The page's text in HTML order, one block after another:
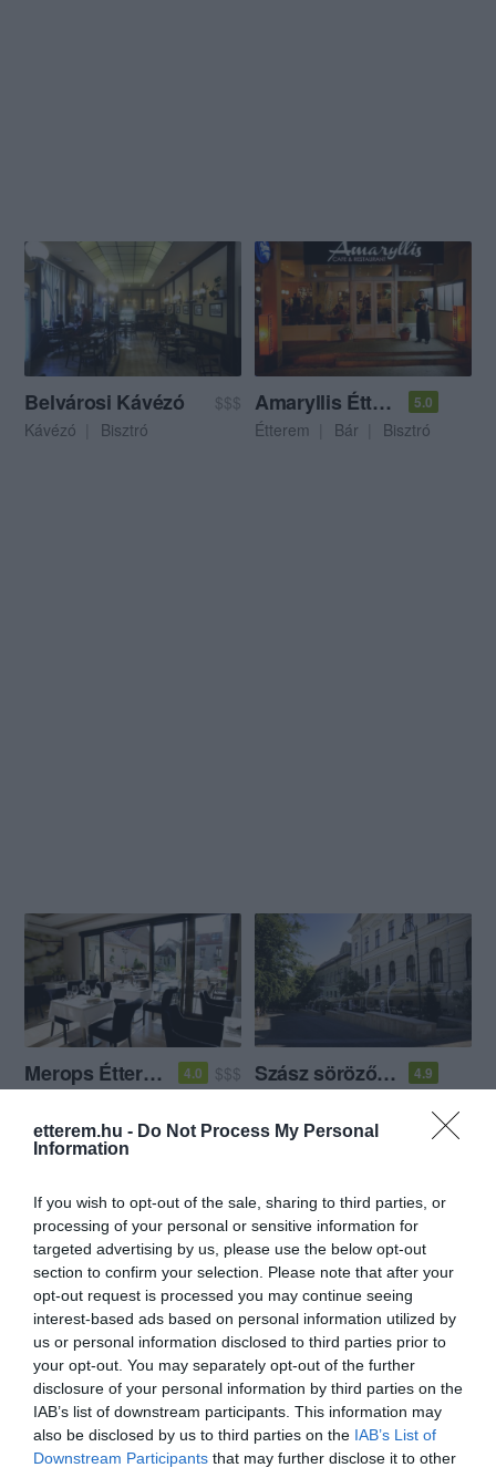
etterem.hu - Do Not Process My Personal
Information
If you wish to opt-out of the sale, sharing to third parties, or
processing of your personal or sensitive information for
targeted advertising by us, please use the below opt-out
section to confirm your selection. Please note that after your
opt-out request is processed you may continue seeing
interest-based ads based on personal information utilized by
us or personal information disclosed to third parties prior to
your opt-out. You may separately opt-out of the further
disclosure of your personal information by third parties on the
IAB’s list of downstream participants. This information may
also be disclosed by us to third parties on the IAB’s List of
Downstream Participants that may further disclose it to other
Belvárosi Kávézó
$$$
Kávézó
Bisztró
Amaryllis Étterem és Bár 5.0
Étterem Bár Bisztró
Merops Étterem 4.0
$$$
Szász söröző és Étterem 4.9
Bella Napoli Pizzéria 3.2
$
Pizzéria Magyar Étterem Borozó